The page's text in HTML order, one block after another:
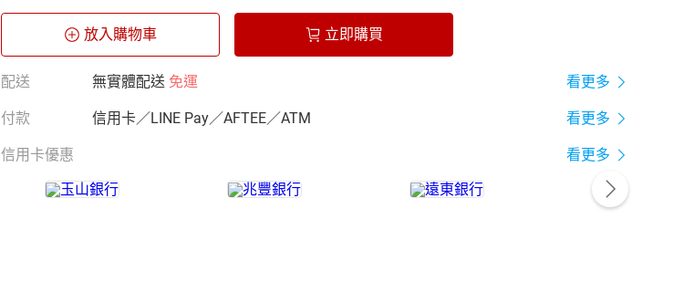
放入購物車 立即購買
配送 無實體配送 免運 看更多
付款 信用卡／LINE Pay／AFTEE／ATM 看更多
信用卡優惠 看更多